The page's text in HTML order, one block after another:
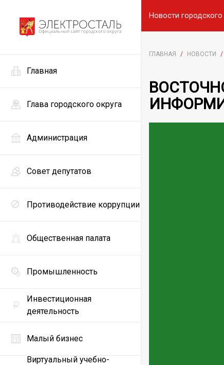
Главная
Глава городского округа
Администрация
Совет депутатов
Противодействие коррупции
Общественная палата
Промышленность
Инвестиционная
деятельность
Малый бизнес
Виртуальный учебно-
Новости городского
ГЛАВНАЯ / НОВОСТИ /